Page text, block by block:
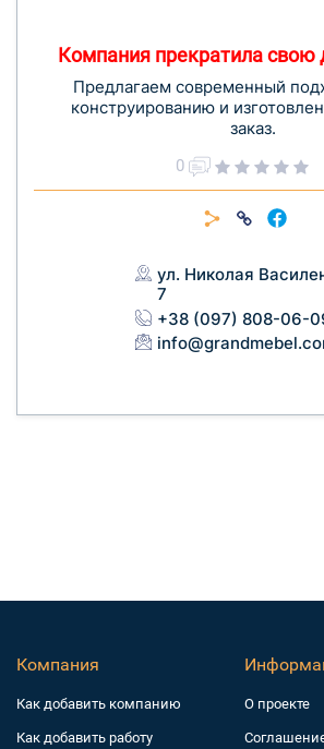
Компания прекратила свою
Предлагаем современный
конструированию и
заказ.
0
ул. Николая
7
+38 (097) 808-06-
Компания
Как добавить компанию
Как добавить работу
О проекте